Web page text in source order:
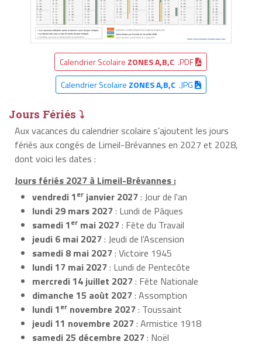
Calendrier Scolaire ZONES A,B,C .PDF
Calendrier Scolaire ZONES A,B,C.JPG
Jours Fériés ⤵
Aux vacances du calendrier scolaire s’ajoutent les jours
fériés aux congés de Limeil-Brévannes en 2027 et 2028,
dont voici les dates :
Jours fériés 2027 à Limeil-Brévannes :
vendredi 1er janvier 2027: Jour de l'an
lundi 29 mars 2027: Lundi de Pâques
samedi 1er mai 2027: Fête du Travail
jeudi 6 mai 2027: Jeudi de l'Ascension
samedi 8 mai 2027: Victoire 1945
lundi 17 mai 2027: Lundi de Pentecôte
mercredi 14 juillet 2027: Fête Nationale
dimanche 15 août 2027: Assomption
lundi 1er novembre 2027: Toussaint
jeudi 11 novembre 2027: Armistice 1918
samedi 25 décembre 2027: Noël